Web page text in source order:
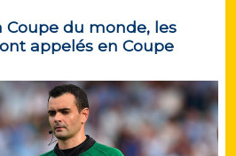
Coupe du monde, les
appelés en Coupe